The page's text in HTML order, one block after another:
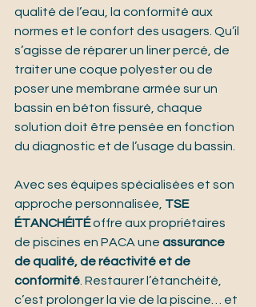
qualité de l’eau, la conformité aux
normes et le confort des usagers. Qu’il
s’agisse de réparer un liner percé, de
traiter une coque polyester ou de
poser une membrane armée sur un
bassin en béton fissuré, chaque
solution doit être pensée en fonction
du diagnostic et de l’usage du bassin.
Avec ses équipes spécialisées et son
approche personnalisée, TSE
ÉTANCHÉITÉ offre aux propriétaires
de piscines en PACA une assurance
de qualité, de réactivité et de
conformité . Restaurer l’étanchéité,
c’est prolonger la vie de la piscine… et